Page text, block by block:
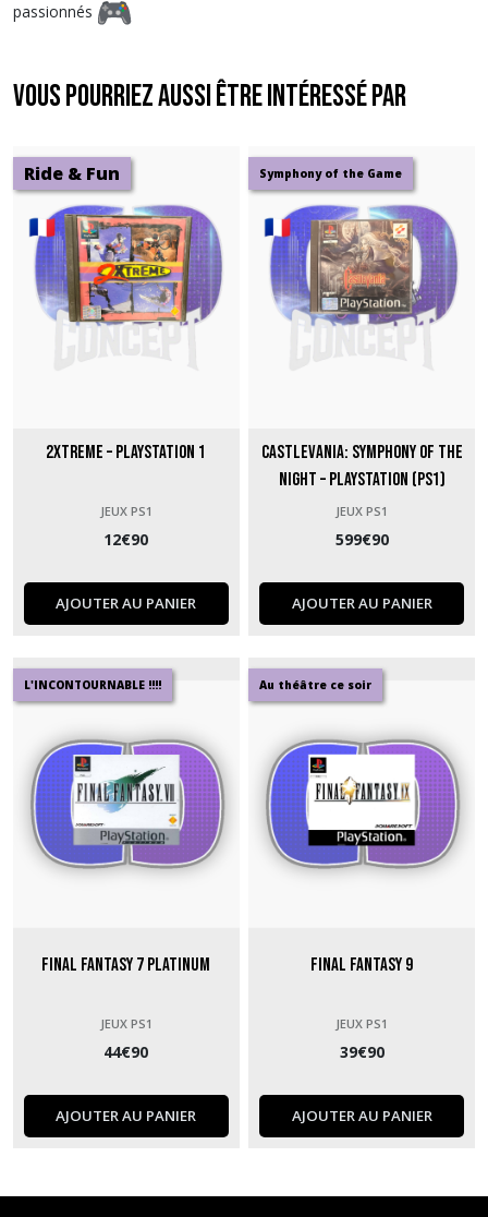
passionnés
Vous pourriez aussi être intéressé par
Ride & Fun
2Xtreme – PlayStation 1
JEUX PS1
12€90
AJOUTER AU PANIER
Symphony of the Game
Castlevania: Symphony of the
Night – PlayStation (PS1)
JEUX PS1
599€90
AJOUTER AU PANIER
L'INCONTOURNABLE !!!!
Final Fantasy 7 Platinum
JEUX PS1
44€90
AJOUTER AU PANIER
Au théâtre ce soir
Final Fantasy 9
JEUX PS1
39€90
AJOUTER AU PANIER